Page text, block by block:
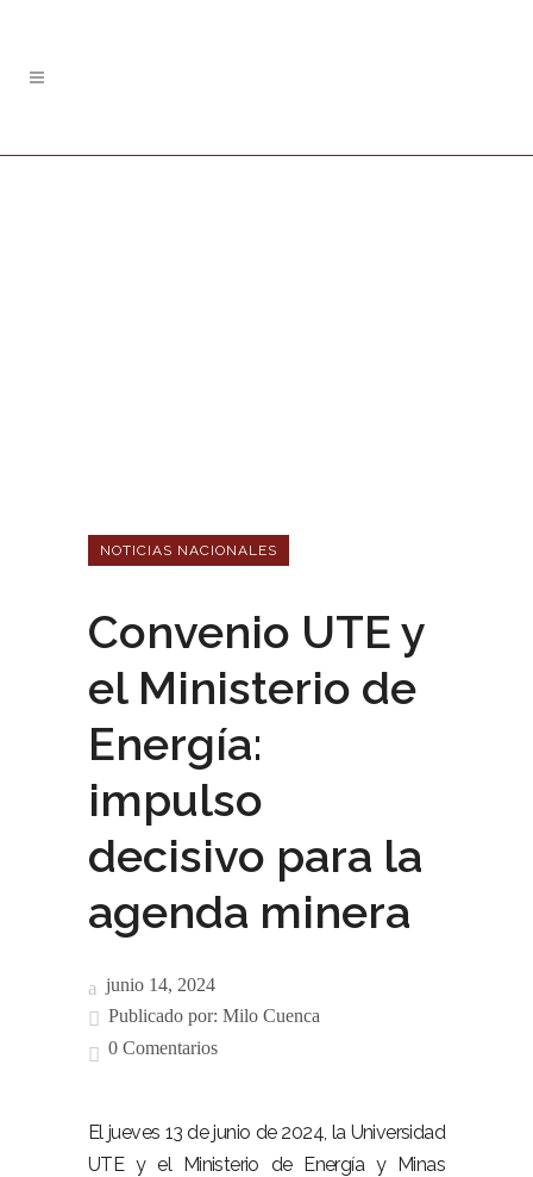
NOTICIAS NACIONALES
Convenio UTE y
el Ministerio de
Energía:
impulso
decisivo para la
agenda minera
junio 14, 2024
Publicado por: Milo Cuenca
0 Comentarios
El jueves 13 de junio de 2024, la Universidad
UTE y el Ministerio de Energía y Minas